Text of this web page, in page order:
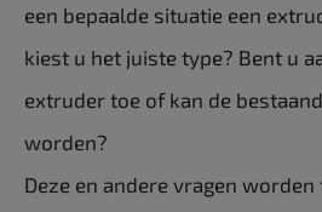
een bepaalde situatie een
kiest u het juiste type? Bent u
extruder toe of kan de
worden?
Deze en andere vragen